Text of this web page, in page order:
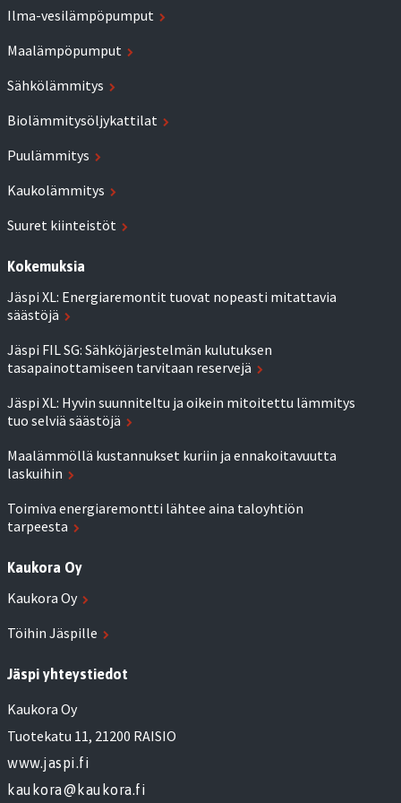
Ilma-vesilämpöpumput
Maalämpöpumput
Sähkölämmitys
Biolämmitysöljykattilat
Puulämmitys
Kaukolämmitys
Suuret kiinteistöt
Kokemuksia
Jäspi XL: Energiaremontit tuovat nopeasti mitattavia
säästöjä
Jäspi FIL SG: Sähköjärjestelmän kulutuksen
tasapainottamiseen tarvitaan reservejä
Jäspi XL: Hyvin suunniteltu ja oikein mitoitettu lämmitys
tuo selviä säästöjä
Maalämmöllä kustannukset kuriin ja ennakoitavuutta
laskuihin
Toimiva energiaremontti lähtee aina taloyhtiön
tarpeesta
Kaukora Oy
Kaukora Oy
Töihin Jäspille
Jäspi yhteystiedot
Kaukora Oy
Tuotekatu 11, 21200 RAISIO
www.jaspi.fi
kaukora@kaukora.fi